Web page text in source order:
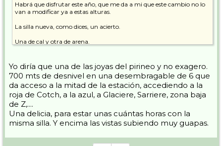
Habrá que disfrutar este año, que me da a mi que este cambio no lo
van a modificar ya a estas alturas.
La silla nueva, como dices, un acierto.
Una de cal y otra de arena.
Yo diría que una de las joyas del pirineo y no exagero.
700 mts de desnivel en una desembragable de 6 que
da acceso a la mitad de la estación, accediendo a la
roja de Cotch, a la azul, a Glaciere, Sarriere, zona baja
de Z,....
Una delicia, para estar unas cuántas horas con la
misma silla. Y encima las vistas subiendo muy guapas.